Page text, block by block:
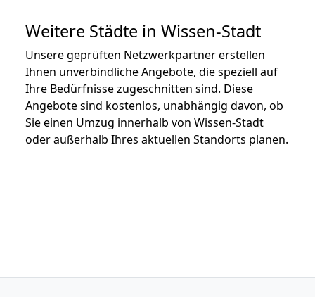
Weitere Städte in Wissen-Stadt
Unsere geprüften Netzwerkpartner erstellen
Ihnen unverbindliche Angebote, die speziell auf
Ihre Bedürfnisse zugeschnitten sind. Diese
Angebote sind kostenlos, unabhängig davon, ob
Sie einen Umzug innerhalb von Wissen-Stadt
oder außerhalb Ihres aktuellen Standorts planen.